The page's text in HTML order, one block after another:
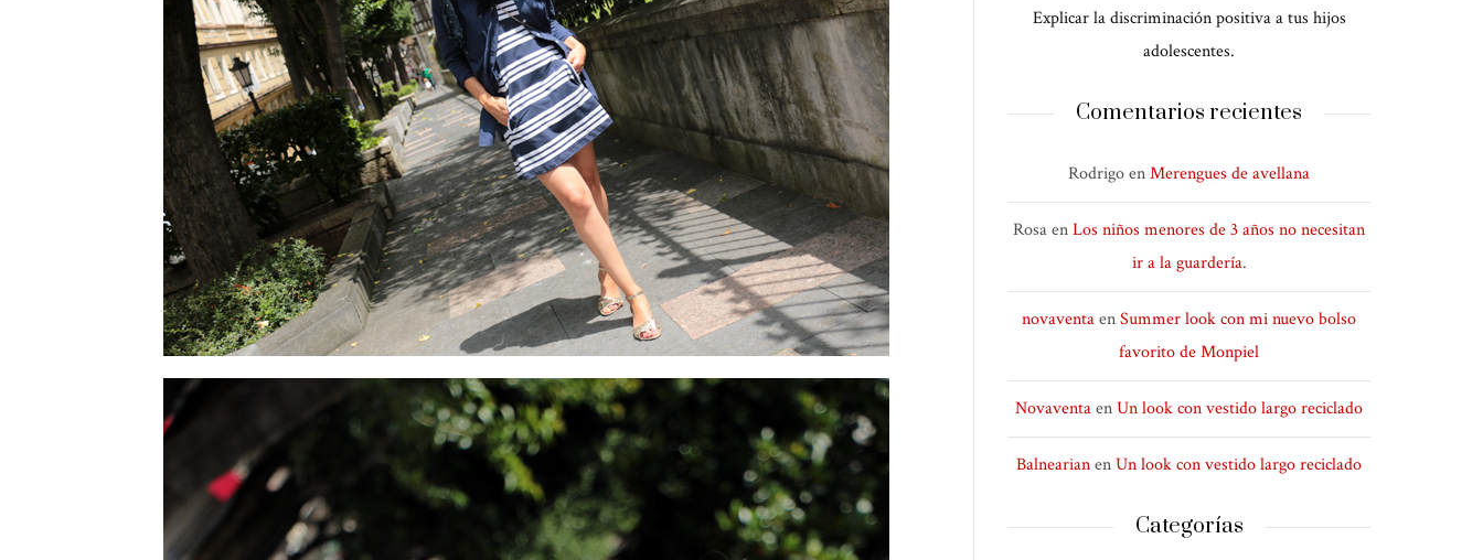
Explicar la discriminación positiva a tus hijos
adolescentes.
Comentarios recientes
RodrigoenMerengues de avellana
RosaenLos niños menores de 3 años no necesitan
ir a la guardería.
novaventaenSummer look con mi nuevo bolso
favorito de Monpiel
NovaventaenUn look con vestido largo reciclado
BalnearianenUn look con vestido largo reciclado
Categorías